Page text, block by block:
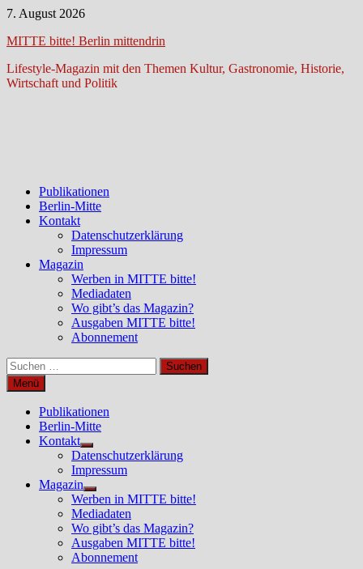
Zum
springen
7. August 2026
MITTE bitte! Berlin mittendrin
Lifestyle-Magazin mit den Themen Kultur, Gastronomie, Historie,
Wirtschaft und Politik
Publikationen
Berlin-Mitte
Kontakt
Datenschutzerklärung
Impressum
Magazin
Werben in MITTE bitte!
Mediadaten
Wo gibt’s das Magazin?
Ausgaben MITTE bitte!
Abonnement
Suchen
nach:
Menü
Publikationen
Berlin-Mitte
Kontakt
Untermenü
anzeigen
Datenschutzerklärung
Impressum
Magazin
Untermenü
anzeigen
Werben in MITTE bitte!
Mediadaten
Wo gibt’s das Magazin?
Ausgaben MITTE bitte!
Abonnement